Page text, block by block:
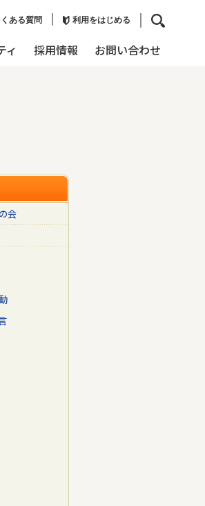
ある質問 利用をはじめる
ィ 採用情報 お問い合わせ
会